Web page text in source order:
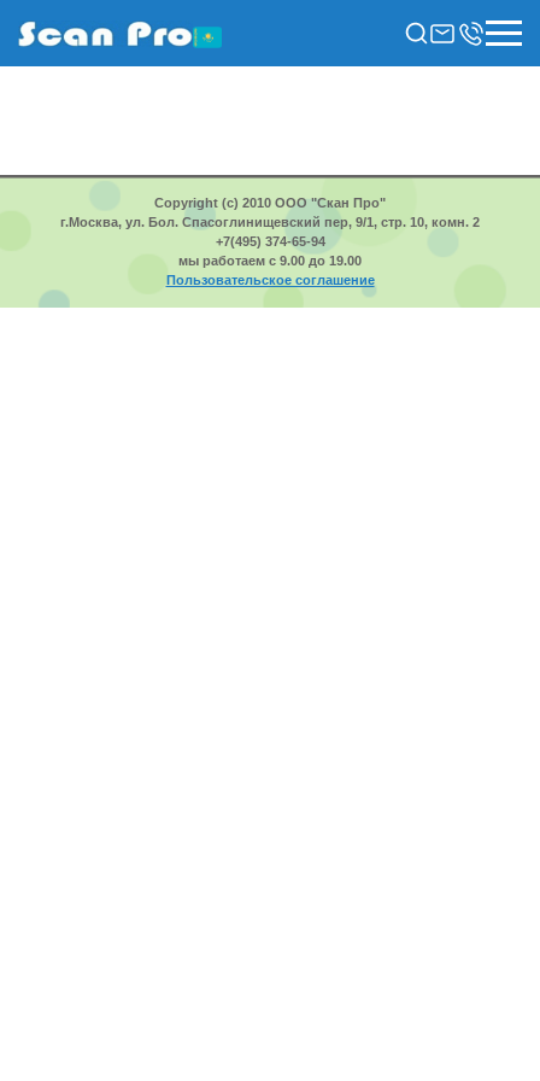
Copyright (c) 2010 ООО "Скан Про"
г.Москва, ул. Бол. Спасоглинищевский пер, 9/1, стр. 10, комн. 2
+7(495) 374-65-94
мы работаем с 9.00 до 19.00
Пользовательское соглашение